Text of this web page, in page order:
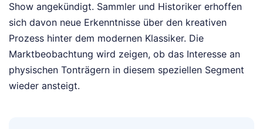
Show angekündigt. Sammler und Historiker erhoffen
sich davon neue Erkenntnisse über den kreativen
Prozess hinter dem modernen Klassiker. Die
Marktbeobachtung wird zeigen, ob das Interesse an
physischen Tonträgern in diesem speziellen Segment
wieder ansteigt.